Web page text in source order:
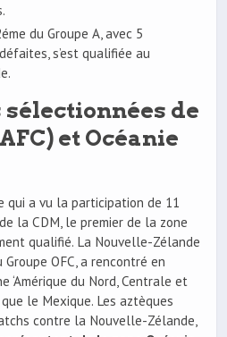
du Groupe A, avec 5
s’est qualifiée au
sélectionnées de
et Océanie
qui a vu la participation de 11
la CDM, le premier de la zone
qualifié. La Nouvelle-Zélande
OFC, a rencontré en
‘Amérique du Nord, Centrale et
le Mexique. Les aztèques
contre la Nouvelle-Zélande,